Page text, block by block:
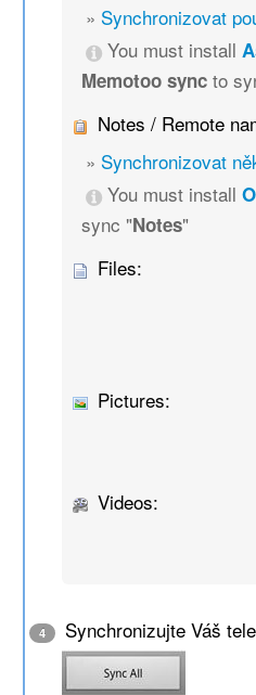
» Synchronizovat
You must install
Memotoo sync to
Notes / Remote
» Synchronizovat
You must install
sync "Notes"
Files:
Pictures:
Videos:
4 Synchronizujte Váš